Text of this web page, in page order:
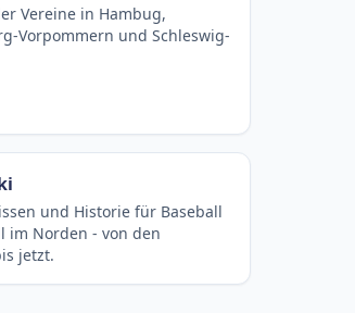
Vereine in Hambug,
Vorpommern und Schleswig-
und Historie für Baseball
im Norden - von den
jetzt.